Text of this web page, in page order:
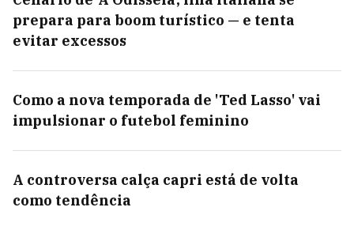
prepara para boom turístico — e tenta
evitar excessos
Como a nova temporada de 'Ted Lasso' vai
impulsionar o futebol feminino
A controversa calça capri está de volta
como tendência